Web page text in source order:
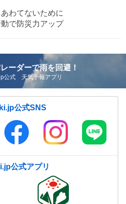
わてないために
で防災力アップ
ーダーで雨を回避！
公式 天気予報アプリ
公式SNS
公式アプリ